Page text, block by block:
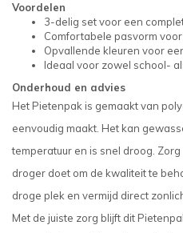
Voordelen
3-delig set voor een
Comfortabele pasvorm
Opvallende kleuren voor
Ideaal voor zowel school-
Onderhoud en advies
Het Pietenpak is gemaakt van
eenvoudig maakt. Het kan
temperatuur en is snel droog.
droger doet om de kwaliteit te
droge plek en vermijd direct
Met de juiste zorg blijft dit